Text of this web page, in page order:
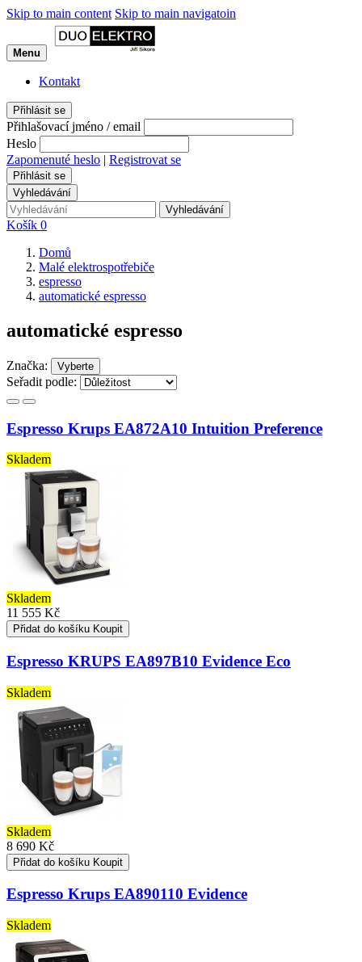
Skip to main content Skip to main navigatoin
Menu
Kontakt
Přihlásit se
Přihlašovací jméno / email
Heslo
Zapomenuté heslo | Registrovat se
Přihlásit se
Vyhledávání
Vyhledávání
Košík 0
Domů
Malé elektrospotřebiče
espresso
automatické espresso
automatické espresso
Značka: Vyberte
Seřadit podle:
Espresso Krups EA872A10 Intuition Preference
Skladem
Skladem
11 555 Kč
Přidat do košíku Koupit
Espresso KRUPS EA897B10 Evidence Eco
Skladem
Skladem
8 690 Kč
Přidat do košíku Koupit
Espresso Krups EA890110 Evidence
Skladem